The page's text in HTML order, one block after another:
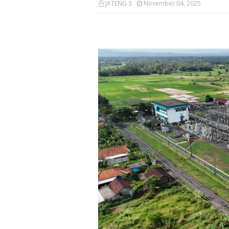
JATENG 3 November 04, 2025